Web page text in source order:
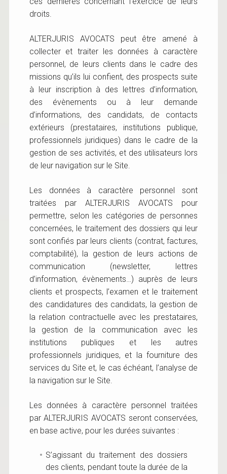
droits.
ALTERJURIS AVOCATS peut être amené à
collecter et traiter les données à caractère
personnel, de leurs clients dans le cadre des
missions qu’ils lui confient, des prospects suite
à leur inscription à des lettres d’information,
des évènements ou à leur demande
d’informations, des candidats, de contacts
extérieurs (prestataires, institutions publique,
professionnels juridiques) dans le cadre de la
gestion de ses activités, et des utilisateurs lors
de leur navigation sur le Site.
Les données à caractère personnel sont
traitées par ALTERJURIS AVOCATS pour
permettre, selon les catégories de personnes
concernées, le traitement des dossiers qui leur
sont confiés par leurs clients (contrat, factures,
comptabilité), la gestion de leurs actions de
communication (newsletter, lettres
d’information, évènements…) auprès de leurs
clients et prospects, l’examen et le traitement
des candidatures des candidats, la gestion de
la relation contractuelle avec les prestataires,
la gestion de la communication avec les
institutions publiques et les autres
professionnels juridiques, et la fourniture des
services du Site et, le cas échéant, l’analyse de
la navigation sur le Site.
Les données à caractère personnel traitées
par ALTERJURIS AVOCATS seront conservées,
en base active, pour les durées suivantes :
S’agissant du traitement des dossiers
des clients, pendant toute la durée de la